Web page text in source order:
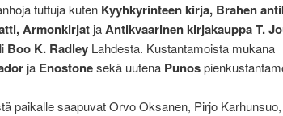
tuttuja kuten Kyyhkyrinteen kirja, Brahen
Armonkirjat jaAntikvaarinen kirjakauppa T.
Boo K. RadleyLahdesta. Kustantamoista mukana
ja Enostonesekä uutena Punos
paikalle saapuvat Orvo Oksanen, Pirjo